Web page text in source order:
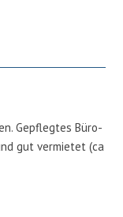
Gepflegtes Büro-
gut vermietet (ca